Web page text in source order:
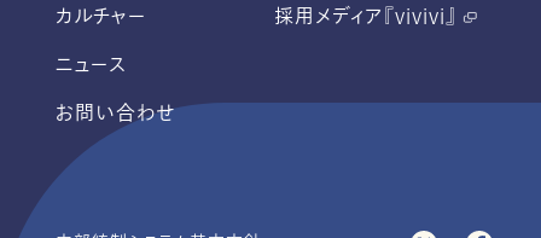
カルチャー
ニュース
お問い合わせ
採用メディア『vivivi』